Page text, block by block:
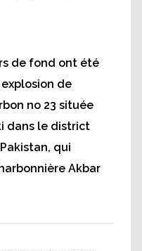
de fond ont été
de
no 23 située
dans le district
qui
Akbar